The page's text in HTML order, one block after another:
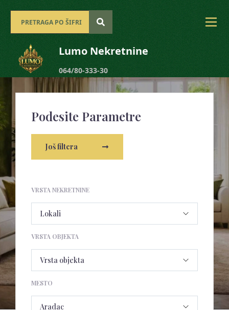
Lumo Nekretnine
064/80-333-30
Podesite Parametre
Još filtera
VRSTA NEKRETNINE
VRSTA OBJEKTA
MESTO